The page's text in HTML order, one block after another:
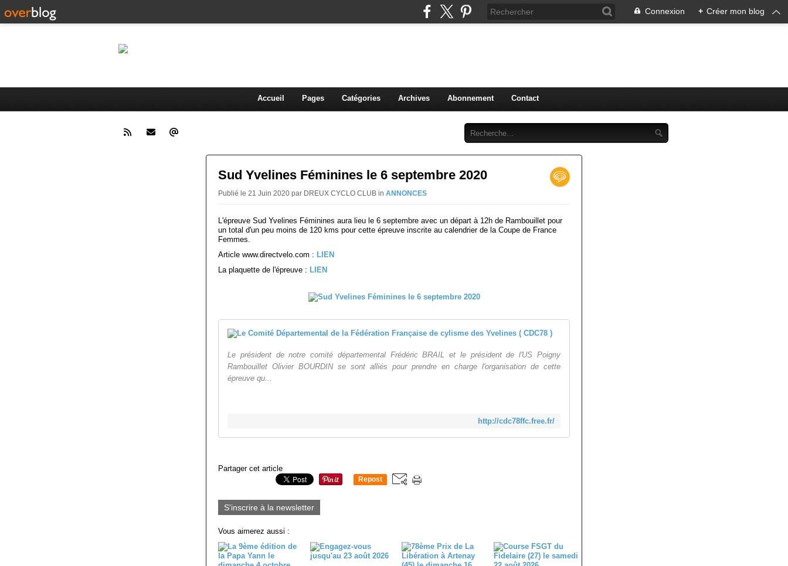
Connexion + Créer mon blog
Accueil Pages Catégories Archives Abonnement Contact
Sud Yvelines Féminines le 6 septembre 2020
Publié le 21 Juin 2020 par DREUX CYCLO CLUB in ANNONCES
L'épreuve Sud Yvelines Féminines aura lieu le 6 septembre avec un départ à 12h de Rambouillet pour
un total d'un peu moins de 120 kms pour cette épreuve inscrite au calendrier de la Coupe de France
Femmes.
Article www.directvelo.com : LIEN
La plaquette de l'épreuve : LIEN
Le président de notre comité départemental Frédéric BRAIL et le président de l'US Poigny
Rambouillet Olivier BOURDIN se sont alliés pour prendre en charge l'organisation de cette
épreuve qu...
http://cdc78ffc.free.fr/
Partager cet article
Repost
S'inscrire à la newsletter
Vous aimerez aussi :